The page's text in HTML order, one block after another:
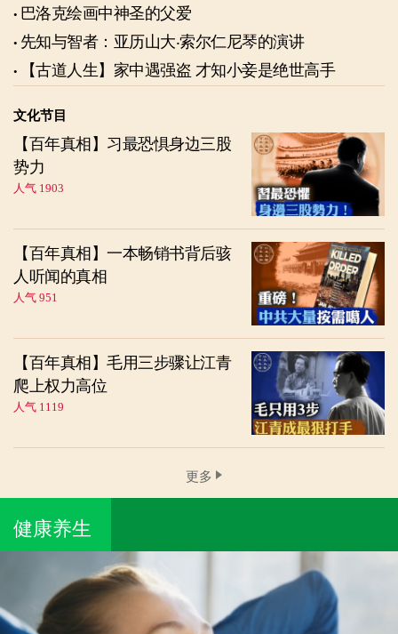
缘巴洛克绘画中神圣的父爱
先知与智者：亚历山大‧索尔仁尼琴的演讲
【古道人生】家中遇强盗 才知小妾是绝世高手
文化节目
【百年真相】习最恐惧身边三股
势力
人气 1903
【百年真相】一本畅销书背后骇
人听闻的真相
人气 951
【百年真相】毛用三步骤让江青
爬上权力高位
人气 1119
更多
健康养生